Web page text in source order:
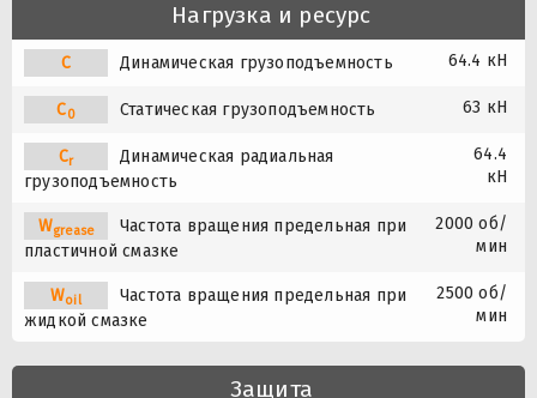
Нагрузка и ресурс
C Динамическая грузоподъемность 64.4 кН
C0 Статическая грузоподъемность 63 кН
Cr
Динамическая радиальная
грузоподъемность
64.4
кН
Wgrease
Частота вращения предельная при
пластичной смазке
2000 об/
мин
Woil
Частота вращения предельная при
жидкой смазке
2500 об/
мин
Защита